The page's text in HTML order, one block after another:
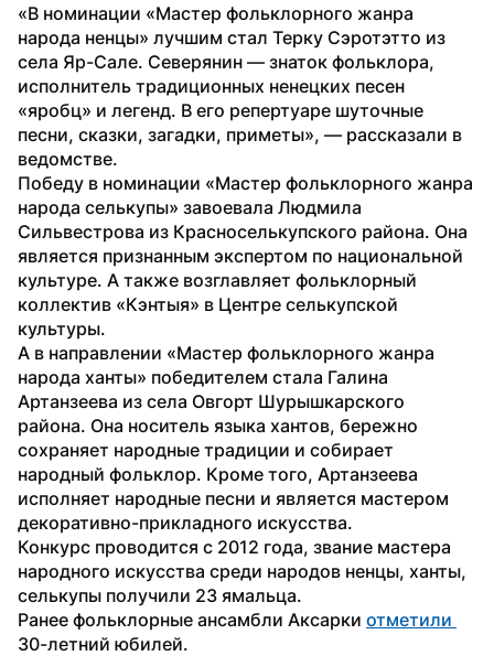
«В номинации «Мастер фольклорного жанра
народа ненцы» лучшим стал Терку Сэротэтто из
села Яр-Сале. Северянин — знаток фольклора,
исполнитель традиционных ненецких песен
«яробц» и легенд. В его репертуаре шуточные
песни, сказки, загадки, приметы», — рассказали в
ведомстве.
Победу в номинации «Мастер фольклорного жанра
народа селькупы» завоевала Людмила
Сильвестрова из Красноселькупского района. Она
является признанным экспертом по национальной
культуре. А также возглавляет фольклорный
коллектив «Кэнтыя» в Центре селькупской
культуры.
А в направлении «Мастер фольклорного жанра
народа ханты» победителем стала Галина
Артанзеева из села Овгорт Шурышкарского
района. Она носитель языка хантов, бережно
сохраняет народные традиции и собирает
народный фольклор. Кроме того, Артанзеева
исполняет народные песни и является мастером
декоративно-прикладного искусства.
Конкурс проводится с 2012 года, звание мастера
народного искусства среди народов ненцы, ханты,
селькупы получили 23 ямальца.
Ранее фольклорные ансамбли Аксарки
30-летний юбилей.